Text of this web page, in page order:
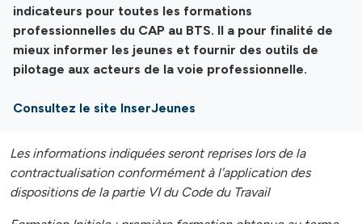
indicateurs pour toutes les formations
professionnelles du CAP au BTS. Il a pour finalité de
mieux informer les jeunes et fournir des outils de
pilotage aux acteurs de la voie professionnelle.
Consultez le site InserJeunes
Les informations indiquées seront reprises lors de la
contractualisation conformément à l'application des
dispositions de la partie VI du Code du Travail